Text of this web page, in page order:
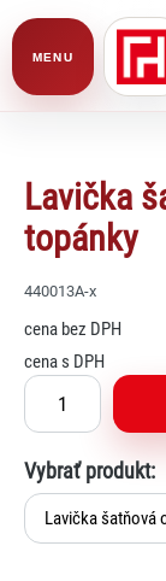
MENU
Lavička
topánky
440013A-x
cena bez DPH
cena s DPH
Vybrať produkt: